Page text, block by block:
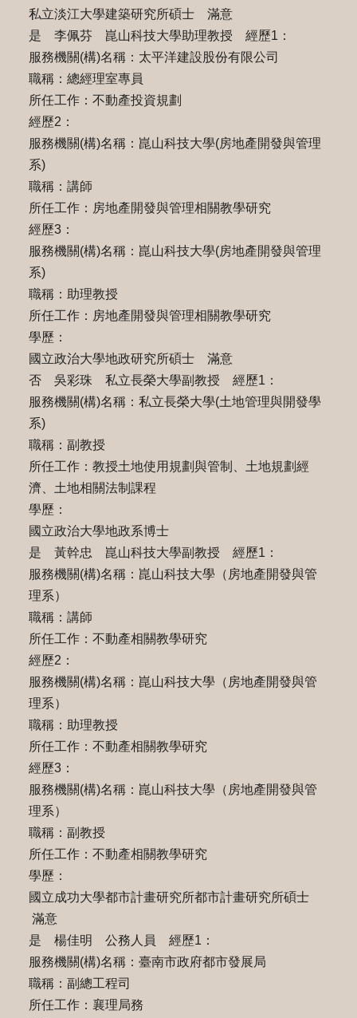
私立淡江大學建築研究所碩士 滿意
是 李佩芬 崑山科技大學助理教授 經歷1：
服務機關(構)名稱：太平洋建設股份有限公司
職稱：總經理室專員
所任工作：不動產投資規劃
經歷2：
服務機關(構)名稱：崑山科技大學(房地產開發與管理
系)
職稱：講師
所任工作：房地產開發與管理相關教學研究
經歷3：
服務機關(構)名稱：崑山科技大學(房地產開發與管理
系)
職稱：助理教授
所任工作：房地產開發與管理相關教學研究
學歷：
國立政治大學地政研究所碩士 滿意
否 吳彩珠 私立長榮大學副教授 經歷1：
服務機關(構)名稱：私立長榮大學(土地管理與開發學
系)
職稱：副教授
所任工作：教授土地使用規劃與管制、土地規劃經
濟、土地相關法制課程
學歷：
國立政治大學地政系博士
是 黃幹忠 崑山科技大學副教授 經歷1：
服務機關(構)名稱：崑山科技大學（房地產開發與管
理系）
職稱：講師
所任工作：不動產相關教學研究
經歷2：
服務機關(構)名稱：崑山科技大學（房地產開發與管
理系）
職稱：助理教授
所任工作：不動產相關教學研究
經歷3：
服務機關(構)名稱：崑山科技大學（房地產開發與管
理系）
職稱：副教授
所任工作：不動產相關教學研究
學歷：
國立成功大學都市計畫研究所都市計畫研究所碩士
滿意
是 楊佳明 公務人員 經歷1：
服務機關(構)名稱：臺南市政府都市發展局
職稱：副總工程司
所任工作：襄理局務